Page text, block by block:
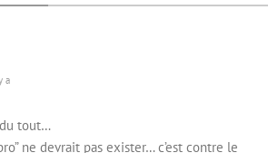
a
du tout…
ne devrait pas exister… c’est contre le